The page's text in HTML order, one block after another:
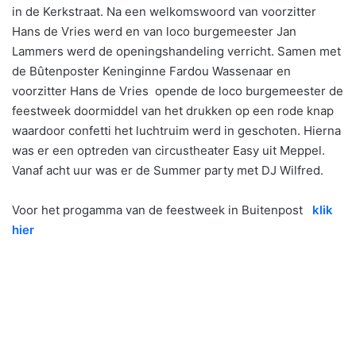
in de Kerkstraat. Na een welkomswoord van voorzitter
Hans de Vries werd en van loco burgemeester Jan
Lammers werd de openingshandeling verricht. Samen met
de Bûtenposter Keninginne Fardou Wassenaar en
voorzitter Hans de Vries opende de loco burgemeester de
feestweek doormiddel van het drukken op een rode knap
waardoor confetti het luchtruim werd in geschoten. Hierna
was er een optreden van circustheater Easy uit Meppel.
Vanaf acht uur was er de Summer party met DJ Wilfred.
Voor het progamma van de feestweek in Buitenpost klik
hier